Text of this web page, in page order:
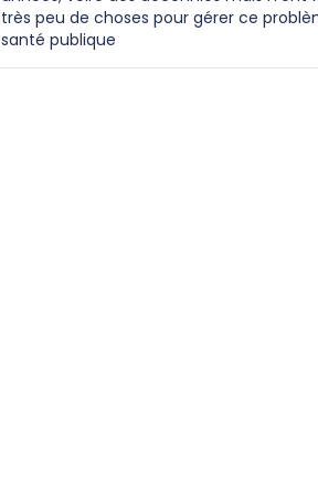
très peu de choses pour gérer ce
santé publique